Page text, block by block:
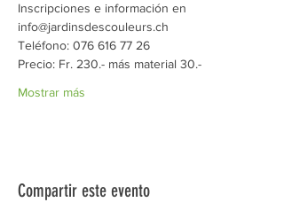
Inscripciones e información en
info@jardinsdescouleurs.ch
Teléfono: 076 616 77 26
Precio: Fr. 230.- más material 30.-
Mostrar más
Compartir este evento